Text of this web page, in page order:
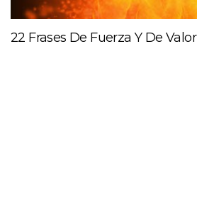
22 Frases De Fuerza Y De Valor